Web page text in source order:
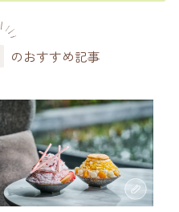
のおすすめ記事